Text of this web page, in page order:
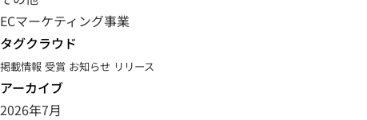
ECマーケティング事業
タグクラウド
掲載情報 受賞 お知らせ リリース
アーカイブ
2026年7月